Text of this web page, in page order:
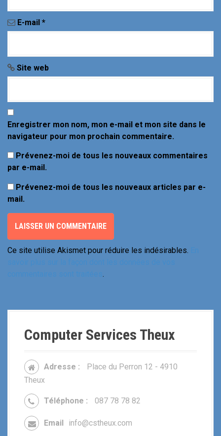
t
i
l
e
E-mail *
Site web
Enregistrer mon nom, mon e-mail et mon site dans le
navigateur pour mon prochain commentaire.
Prévenez-moi de tous les nouveaux commentaires
par e-mail.
Prévenez-moi de tous les nouveaux articles par e-
mail.
Ce site utilise Akismet pour réduire les indésirables.
.
Computer Services Theux
Adresse :
Place du Perron 12 - 4910
Theux
Téléphone : 087 78 78 82
Email info@cstheux.com